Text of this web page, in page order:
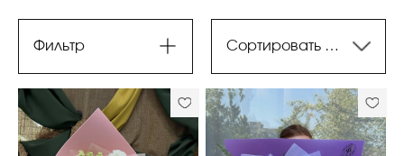
Фильтр Сортировать по последним